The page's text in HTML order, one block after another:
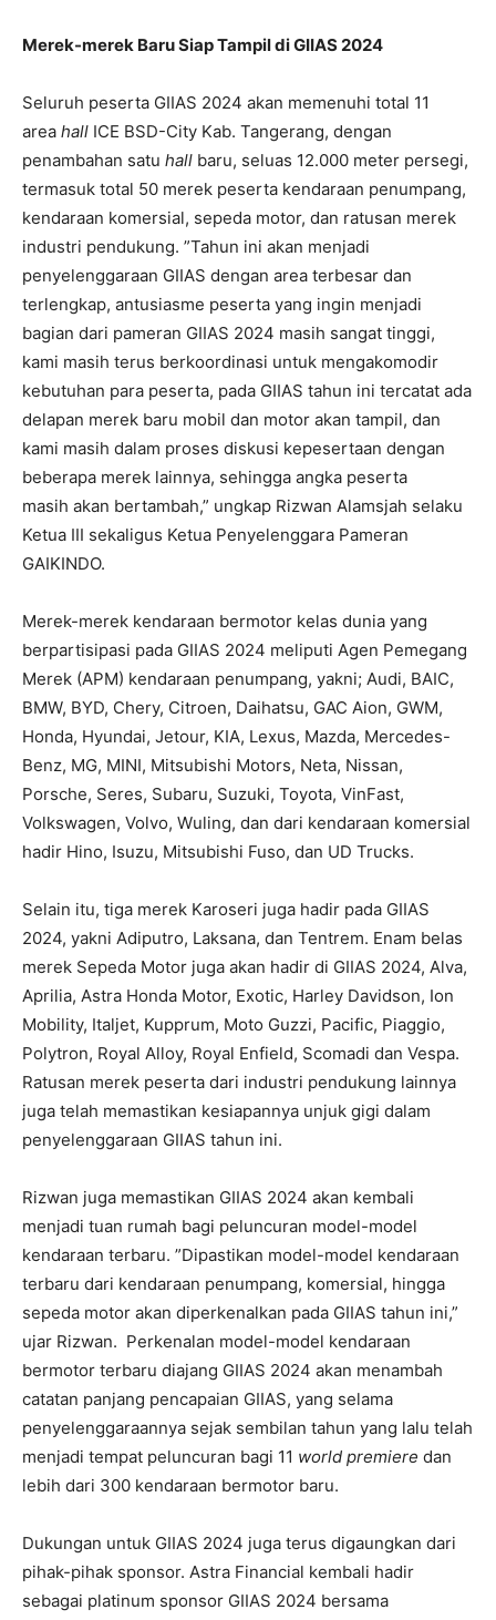
Merek-merek Baru Siap Tampil di GIIAS 2024
Seluruh peserta GIIAS 2024 akan memenuhi total 11
area hall ICE BSD-City Kab. Tangerang, dengan
penambahan satu hall baru, seluas 12.000 meter persegi,
termasuk total 50 merek peserta kendaraan penumpang,
kendaraan komersial, sepeda motor, dan ratusan merek
industri pendukung. ”Tahun ini akan menjadi
penyelenggaraan GIIAS dengan area terbesar dan
terlengkap, antusiasme peserta yang ingin menjadi
bagian dari pameran GIIAS 2024 masih sangat tinggi,
kami masih terus berkoordinasi untuk mengakomodir
kebutuhan para peserta, pada GIIAS tahun ini tercatat ada
delapan merek baru mobil dan motor akan tampil, dan
kami masih dalam proses diskusi kepesertaan dengan
beberapa merek lainnya, sehingga angka peserta
masih akan bertambah,” ungkap Rizwan Alamsjah selaku
Ketua III sekaligus Ketua Penyelenggara Pameran
GAIKINDO.
Merek-merek kendaraan bermotor kelas dunia yang
berpartisipasi pada GIIAS 2024 meliputi Agen Pemegang
Merek (APM) kendaraan penumpang, yakni; Audi, BAIC,
BMW, BYD, Chery, Citroen, Daihatsu, GAC Aion, GWM,
Honda, Hyundai, Jetour, KIA, Lexus, Mazda, Mercedes-
Benz, MG, MINI, Mitsubishi Motors, Neta, Nissan,
Porsche, Seres, Subaru, Suzuki, Toyota, VinFast,
Volkswagen, Volvo, Wuling, dan dari kendaraan komersial
hadir Hino, Isuzu, Mitsubishi Fuso, dan UD Trucks.
Selain itu, tiga merek Karoseri juga hadir pada GIIAS
2024, yakni Adiputro, Laksana, dan Tentrem. Enam belas
merek Sepeda Motor juga akan hadir di GIIAS 2024, Alva,
Aprilia, Astra Honda Motor, Exotic, Harley Davidson, Ion
Mobility, Italjet, Kupprum, Moto Guzzi, Pacific, Piaggio,
Polytron, Royal Alloy, Royal Enfield, Scomadi dan Vespa.
Ratusan merek peserta dari industri pendukung lainnya
juga telah memastikan kesiapannya unjuk gigi dalam
penyelenggaraan GIIAS tahun ini.
Rizwan juga memastikan GIIAS 2024 akan kembali
menjadi tuan rumah bagi peluncuran model-model
kendaraan terbaru. ”Dipastikan model-model kendaraan
terbaru dari kendaraan penumpang, komersial, hingga
sepeda motor akan diperkenalkan pada GIIAS tahun ini,”
ujar Rizwan. Perkenalan model-model kendaraan
bermotor terbaru diajang GIIAS 2024 akan menambah
catatan panjang pencapaian GIIAS, yang selama
penyelenggaraannya sejak sembilan tahun yang lalu telah
menjadi tempat peluncuran bagi 11 world premiere dan
lebih dari 300 kendaraan bermotor baru.
Dukungan untuk GIIAS 2024 juga terus digaungkan dari
pihak-pihak sponsor. Astra Financial kembali hadir
sebagai platinum sponsor GIIAS 2024 bersama